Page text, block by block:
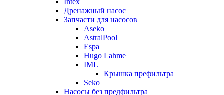
Intex
Дренажный насос
Запчасти для насосов
Aseko
AstralPool
Espa
Hugo Lahme
IML
Крышка префильтра
Seko
Насосы без предфильтра